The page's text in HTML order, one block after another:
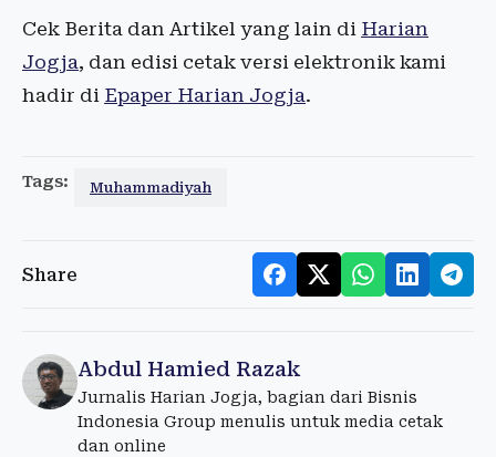
Cek Berita dan Artikel yang lain di Harian
Jogja, dan edisi cetak versi elektronik kami
hadir di Epaper Harian Jogja.
Tags: Muhammadiyah
Share
Abdul Hamied Razak
Jurnalis Harian Jogja, bagian dari Bisnis
Indonesia Group menulis untuk media cetak
dan online